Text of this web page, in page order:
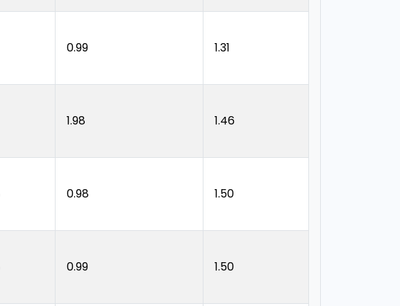
0.99 1.31
1.98 1.46
0.98 1.50
0.99 1.50